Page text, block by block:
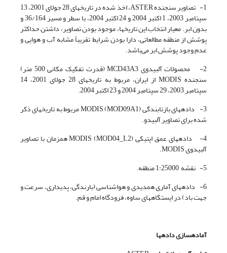
1- تصاویر سنجنده ASTER، اخذ شده در تاریخ­های 28 جولای 2001، 13
سپتامبر 2003، 1 اکتبر 2004 و 24 اکتبر 2004، با سطر و مسیر 36/164 و
بدون ابر. معیار انتخاب این تاریخ­ها، موجود بودن تصاویر، داشتن حداکثر
پوشش از منطقه مطالعاتی، دارا بودن شرایط تقریباً مشابه آب و هوایی و
عدم وجود پوشش ابر می‌باشد.
2- محصولات آلبیدوی MCD43A3 (قدرت تفکیک مکانی 500 متر)
سنجنده­ MODIS از ایران، مربوط به تاریخ­های 28 جولای 2001، 14
سپتامبر 2003، 29 سپتامبر 2004 و 23 اکتبر 2004.
3- داده­های بازتابندگی MODIS (MOD09A1) مربوط به تاریخ­های ذکر
شده برای تصاویر آلبیدو.
4- داده­های عمق اپتیکی MODIS (MOD04_L2) همزمان با تصاویر
آلبیدوی MODIS.
5- نقشه­ 1:25000 منطقه.
6- داده­های آماری همدیدی و هواشناسی (بارندگی، پدیداری، سرعت و
جهت باد) در ایستگاه­های ساوه، فرودگاه امام و قم.
آماده­سازی داده­ها